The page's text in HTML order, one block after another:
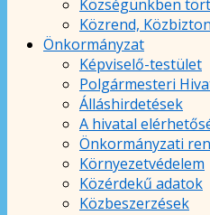
Községünkben
Közrend,
Önkormányzat
Képviselő-testület
Polgármesteri
Álláshirdetések
A hivatal
Önkormányzati
Környezetvédelem
Közérdekű adatok
Közbeszerzések